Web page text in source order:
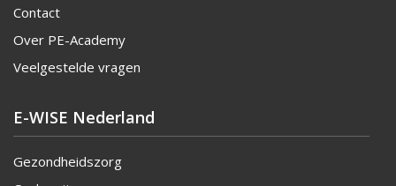
Contact
Over PE-Academy
Veelgestelde vragen
E-WISE Nederland
Gezondheidszorg